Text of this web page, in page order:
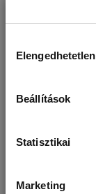
kiválasztása
Elengedhetetlen
Beállítások
Statisztikai
Marketing
Úgy
VÁRANDÓS